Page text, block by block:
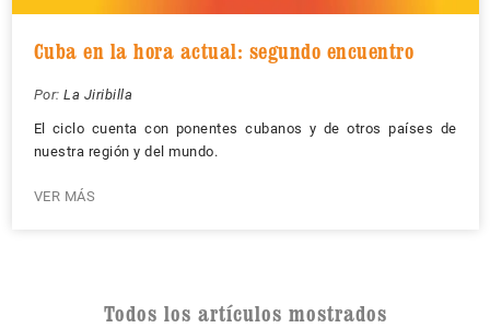
Cuba en la hora actual: segundo encuentro
Por: La Jiribilla
El ciclo cuenta con ponentes cubanos y de otros países de
nuestra región y del mundo.
VER MÁS
Todos los artículos mostrados